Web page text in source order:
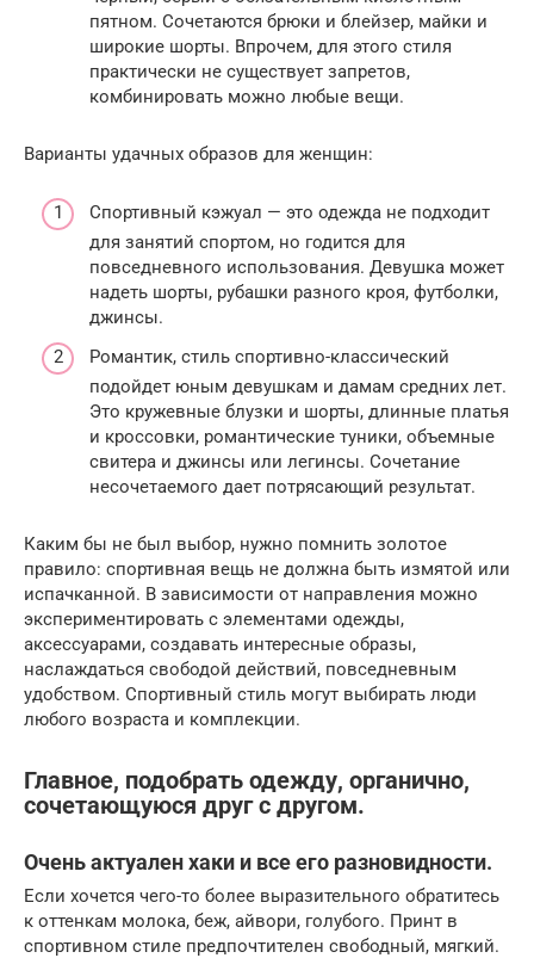
пятном. Сочетаются брюки и блейзер, майки и
широкие шорты. Впрочем, для этого стиля
практически не существует запретов,
комбинировать можно любые вещи.
Варианты удачных образов для женщин:
Спортивный кэжуал — это одежда не подходит
для занятий спортом, но годится для
повседневного использования. Девушка может
надеть шорты, рубашки разного кроя, футболки,
джинсы.
Романтик, стиль спортивно-классический
подойдет юным девушкам и дамам средних лет.
Это кружевные блузки и шорты, длинные платья
и кроссовки, романтические туники, объемные
свитера и джинсы или легинсы. Сочетание
несочетаемого дает потрясающий результат.
Каким бы не был выбор, нужно помнить золотое
правило: спортивная вещь не должна быть измятой или
испачканной. В зависимости от направления можно
экспериментировать с элементами одежды,
аксессуарами, создавать интересные образы,
наслаждаться свободой действий, повседневным
удобством. Спортивный стиль могут выбирать люди
любого возраста и комплекции.
Главное, подобрать одежду, органично,
сочетающуюся друг с другом.
Очень актуален хаки и все его разновидности.
Если хочется чего-то более выразительного обратитесь
к оттенкам молока, беж, айвори, голубого. Принт в
спортивном стиле предпочтителен свободный, мягкий.